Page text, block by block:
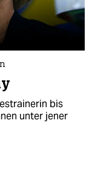
bis
unter jener